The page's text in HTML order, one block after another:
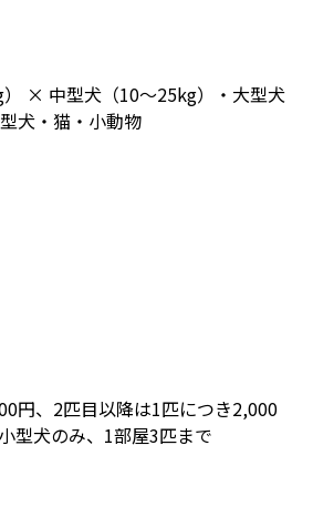
× 中型犬（10〜25kg）・大型犬
犬・猫・小動物
円、2匹目以降は1匹につき2,000
型犬のみ、1部屋3匹まで